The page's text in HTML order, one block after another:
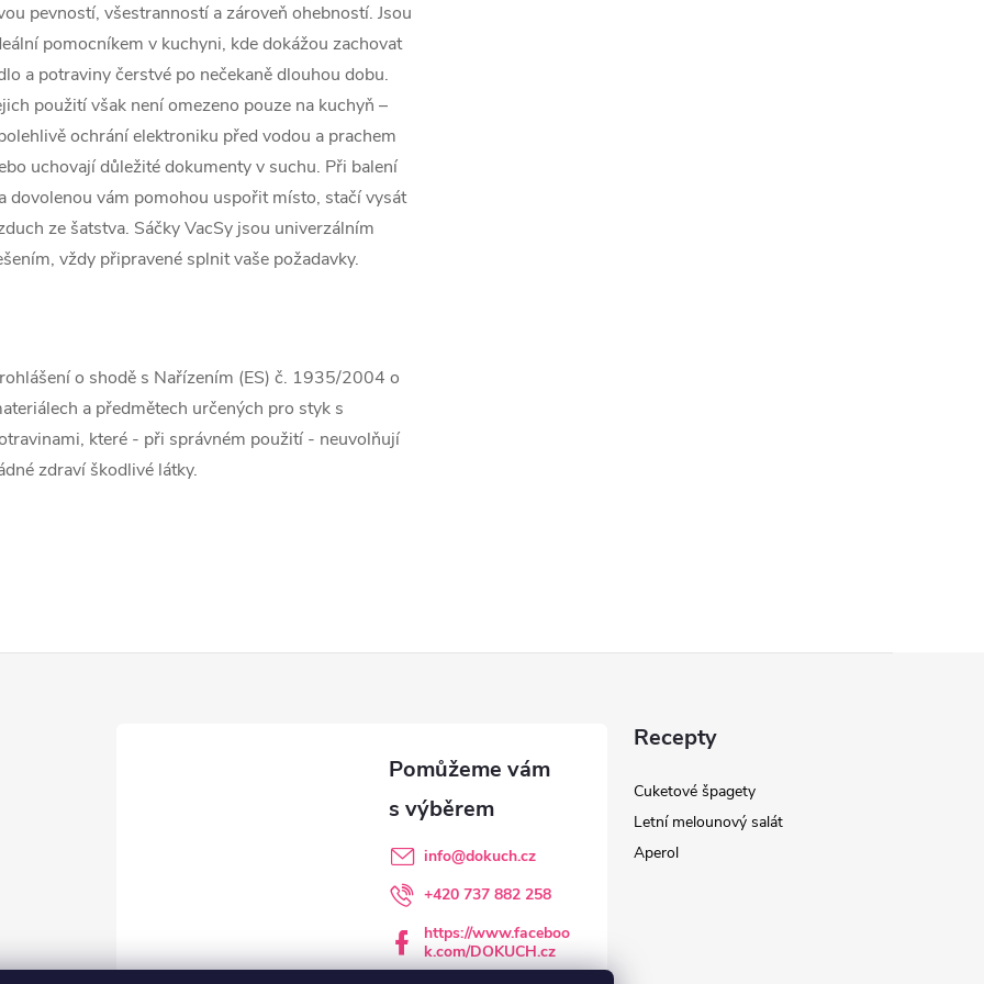
pevností, všestranností a zároveň ohebností. Jsou
pomocníkem v kuchyni, kde dokážou zachovat
a potraviny čerstvé po nečekaně dlouhou dobu.
použití však není omezeno pouze na kuchyň –
ochrání elektroniku před vodou a prachem
uchovají důležité dokumenty v suchu. Při balení
dovolenou vám pomohou uspořit místo, stačí vysát
ze šatstva. Sáčky VacSy jsou univerzálním
vždy připravené splnit vaše požadavky.
o shodě s Nařízením (ES) č. 1935/2004 o
a předmětech určených pro styk s
které - při správném použití - neuvolňují
zdraví škodlivé látky.
info@dokuch.cz
+420 737 882 258
https://www.faceboo
k.com/DOKUCH.cz
Recepty
Cuketové špagety
Letní melounový salát
Aperol